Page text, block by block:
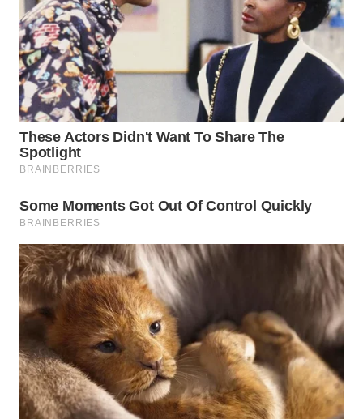
WN
MADURA
WN
SURABAYA
WN
NATUNA
BINTAN
WN
MANDALIKA
WN
LIKUPANG
WN
LABUANBAJO